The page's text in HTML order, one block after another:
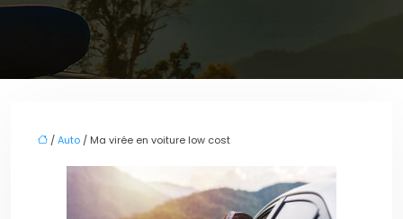
/Auto / Ma virée en voiture low cost